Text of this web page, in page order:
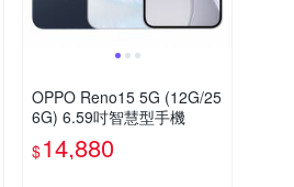
OPPO Reno15 5G (12G/25
6G) 6.59吋智慧型手機
$14,880